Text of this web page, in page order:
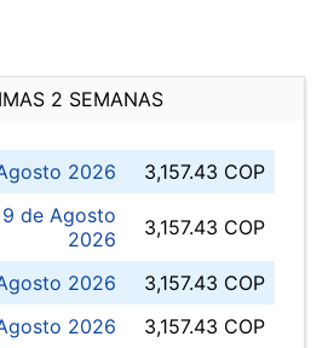
2 SEMANAS
2026
3,157.43 COP
de Agosto
2026
3,157.43 COP
2026
3,157.43 COP
2026
3,157.43 COP